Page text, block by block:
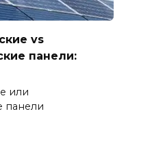
vs
панели:
или
панели